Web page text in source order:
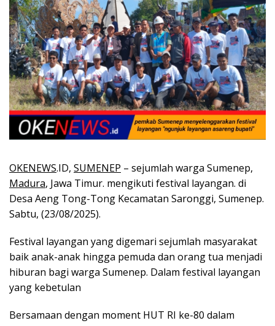
OKENEWS.ID, SUMENEP – sejumlah warga Sumenep,
Madura, Jawa Timur. mengikuti festival layangan. di
Desa Aeng Tong-Tong Kecamatan Saronggi, Sumenep.
Sabtu, (23/08/2025).
Festival layangan yang digemari sejumlah masyarakat
baik anak-anak hingga pemuda dan orang tua menjadi
hiburan bagi warga Sumenep. Dalam festival layangan
yang kebetulan
Bersamaan dengan moment HUT RI ke-80 dalam